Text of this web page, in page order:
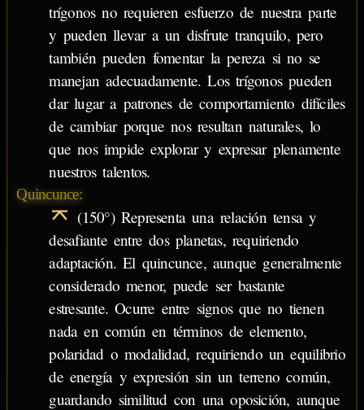
trígonos no requieren esfuerzo de nuestra parte
y pueden llevar a un disfrute tranquilo, pero
también pueden fomentar la pereza si no se
manejan adecuadamente. Los trígonos pueden
dar lugar a patrones de comportamiento difíciles
de cambiar porque nos resultan naturales, lo
que nos impide explorar y expresar plenamente
nuestros talentos.
Quincunce:
(150°) Representa una relación tensa y
desafiante entre dos planetas, requiriendo
adaptación. El quincunce, aunque generalmente
considerado menor, puede ser bastante
estresante. Ocurre entre signos que no tienen
nada en común en términos de elemento,
polaridad o modalidad, requiriendo un equilibrio
de energía y expresión sin un terreno común,
guardando similitud con una oposición, aunque